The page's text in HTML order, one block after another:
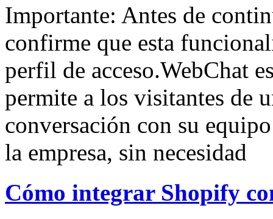
Importante: Antes de
confirme que esta
perfil de acceso.WebChat
permite a los visitantes de
conversación con su
la empresa, sin necesidad
Cómo integrar Shopify